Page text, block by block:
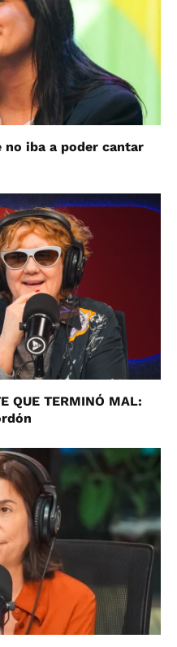
no iba a poder cantar
QUE TERMINÓ MAL: